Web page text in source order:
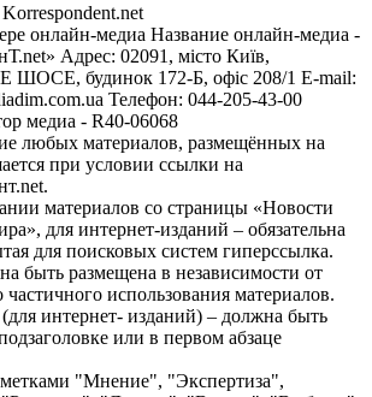
онлайн-медиа Название онлайн-медиа -
Адрес: 02091, місто Київ,
будинок 172-Б, офіс 208/1 E-mail:
Телефон: 044-205-43-00
медиа - R40-06068
любых материалов, размещённых на
при условии ссылки на
материалов со страницы «Новости
для интернет-изданий – обязательна
для поисковых систем гиперссылка.
быть размещена в независимости от
использования материалов.
интернет- изданий) – должна быть
или в первом абзаце
"Мнение", "Экспертиза",